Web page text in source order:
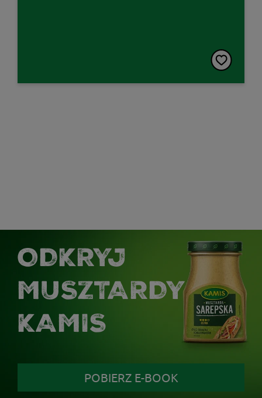
ODKRYJ
MUSZTARDY
KAMIS
POBIERZ E-BOOK